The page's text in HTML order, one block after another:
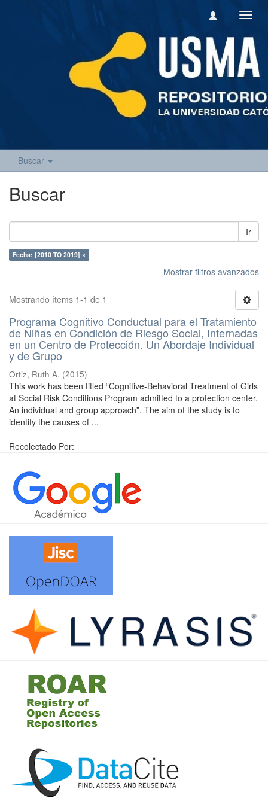
Buscar
Buscar
Ir
Fecha: [2010 TO 2019] ×
Mostrar filtros avanzados
Mostrando ítems 1-1 de 1
Programa Cognitivo Conductual para el Tratamiento
de Niñas en Condición de Riesgo Social, Internadas
en un Centro de Protección. Un Abordaje Individual
y de Grupo
Ortiz, Ruth A. (2015)
This work has been titled “Cognitive-Behavioral Treatment of Girls
at Social Risk Conditions Program admitted to a protection center.
An individual and group approach”. The aim of the study is to
identify the causes of ...
Recolectado Por: